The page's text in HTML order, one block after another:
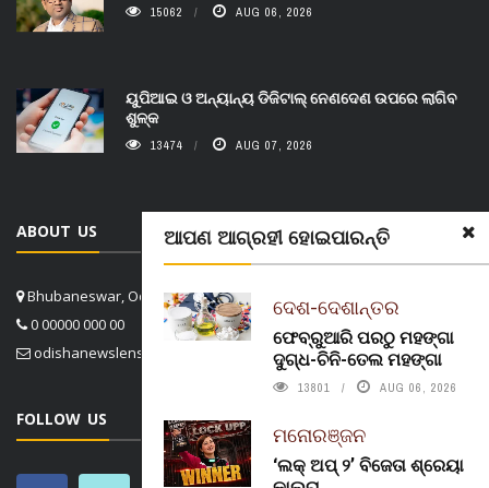
ଆପଣ ଆଗ୍ରହୀ ହୋଇପାରନ୍ତି
ଦେଶ-ଦେଶାନ୍ତର
ଫେବ୍ରୁଆରି ପରଠୁ ମହଙ୍ଗା
ଦୁଗ୍ଧ-ଚିନି-ତେଲ ମହଙ୍ଗା
13801 AUG 06, 2026
ମନୋରଞ୍ଜନ
‘ଲକ୍ ଅପ୍ ୨’ ବିଜେତା ଶ୍ରେୟା
15062 AUG 06, 2026
ୟୁପିଆଇ ଓ ଅନ୍ୟାନ୍ୟ ଡିଜିଟାଲ୍ ନେଣଦେଣ ଉପରେ ଲାଗିବ
ଶୁଳ୍କ
13474 AUG 07, 2026
ABOUT US
Bhubaneswar, Odisha, India
0 00000 000 00
odishanewslens@gmail.com
FOLLOW US